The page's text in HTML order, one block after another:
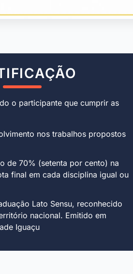
o participante que cumprir as
nos trabalhos propostos
de 70% (setenta por cento) na
final em cada disciplina igual ou
Lato Sensu, reconhecido
nacional. Emitido em
Iguaçu